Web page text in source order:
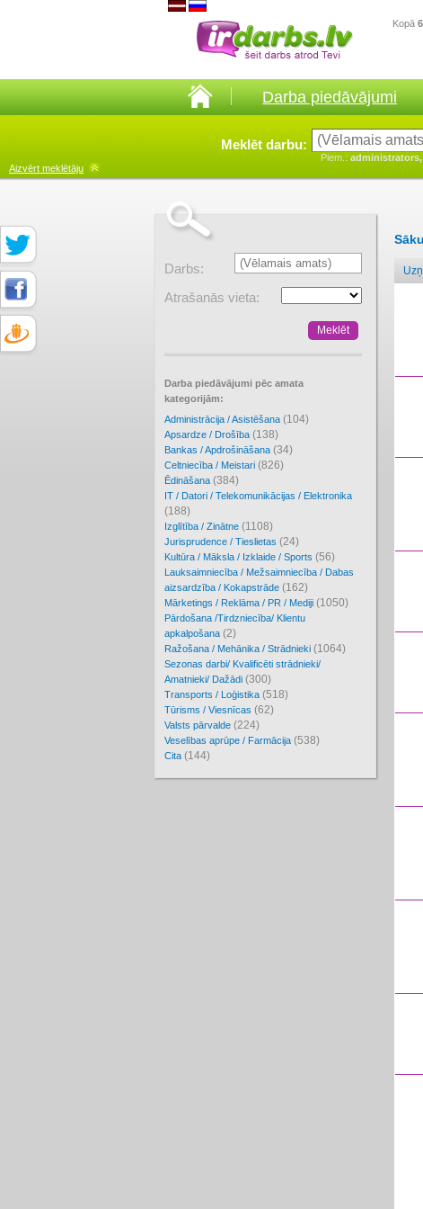
Kopā
Darba piedāvājumi
Meklēt darbu:
Piem.:
Aizvērt meklētāju
Darbs:
Atrašanās vieta:
Darba piedāvājumi pēc amata
kategorijām:
Administrācija / Asistēšana (104)
Apsardze / Drošība (138)
Bankas / Apdrošināšana (34)
Celtniecība / Meistari (826)
Ēdināšana (384)
IT / Datori / Telekomunikācijas / Elektronika
(188)
Izglītība / Zinātne (1108)
Jurisprudence / Tieslietas (24)
Kultūra / Māksla / Izklaide / Sports (56)
Lauksaimniecība / Mežsaimniecība / Dabas
aizsardzība / Kokapstrāde (162)
Mārketings / Reklāma / PR / Mediji (1050)
Pārdošana /Tirdzniecība/ Klientu
apkalpošana (2)
Ražošana / Mehānika / Strādnieki (1064)
Sezonas darbi/ Kvalificēti strādnieki/
Amatnieki/ Dažādi (300)
Transports / Loģistika (518)
Tūrisms / Viesnīcas (62)
Valsts pārvalde (224)
Veselības aprūpe / Farmācija (538)
Cita (144)